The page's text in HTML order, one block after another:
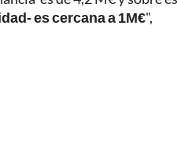
es cercana a 1M€",